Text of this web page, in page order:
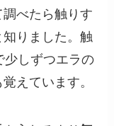
べたら触りす
りました。触
少しずつエラの
えています。